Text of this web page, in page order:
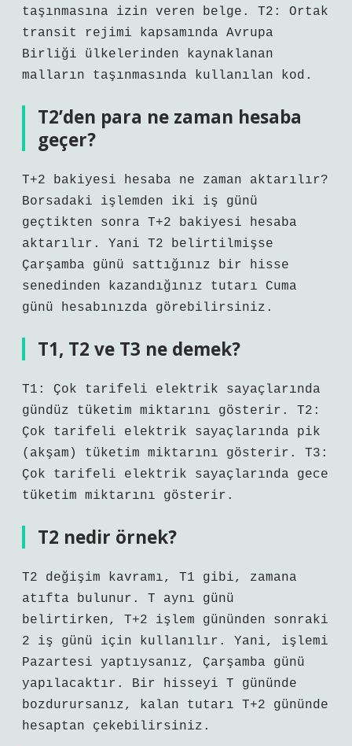
taşınmasına izin veren belge. T2: Ortak
transit rejimi kapsamında Avrupa
Birliği ülkelerinden kaynaklanan
malların taşınmasında kullanılan kod.
T2’den para ne zaman hesaba
geçer?
T+2 bakiyesi hesaba ne zaman aktarılır?
Borsadaki işlemden iki iş günü
geçtikten sonra T+2 bakiyesi hesaba
aktarılır. Yani T2 belirtilmişse
Çarşamba günü sattığınız bir hisse
senedinden kazandığınız tutarı Cuma
günü hesabınızda görebilirsiniz.
T1, T2 ve T3 ne demek?
T1: Çok tarifeli elektrik sayaçlarında
gündüz tüketim miktarını gösterir. T2:
Çok tarifeli elektrik sayaçlarında pik
(akşam) tüketim miktarını gösterir. T3:
Çok tarifeli elektrik sayaçlarında gece
tüketim miktarını gösterir.
T2 nedir örnek?
T2 değişim kavramı, T1 gibi, zamana
atıfta bulunur. T aynı günü
belirtirken, T+2 işlem gününden sonraki
2 iş günü için kullanılır. Yani, işlemi
Pazartesi yaptıysanız, Çarşamba günü
yapılacaktır. Bir hisseyi T gününde
bozdurursanız, kalan tutarı T+2 gününde
hesaptan çekebilirsiniz.